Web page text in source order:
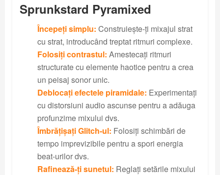
Sprunkstard Pyramixed
Începeți simplu: Construiește-ți mixajul strat
cu strat, introducând treptat ritmuri complexe.
Folosiți contrastul: Amestecați ritmuri
structurate cu elemente haotice pentru a crea
un peisaj sonor unic.
Deblocați efectele piramidale: Experimentați
cu distorsiuni audio ascunse pentru a adăuga
profunzime mixului dvs.
Îmbrățișați Glitch-ul: Folosiți schimbări de
tempo imprevizibile pentru a spori energia
beat-urilor dvs.
Rafinează-ți sunetul: Reglați setările mixului